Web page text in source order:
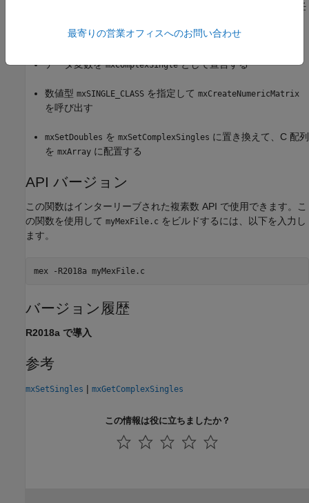
として定義されています。この例は、任
データ用にこの例を変更するには、次を行います。
データ変数をmxComplexSingleとして宣言する
数値型 mxSINGLE_CLASS を指定して mxCreateNumericMatrix
を呼び出す
mxSetDoubles を mxSetComplexSingles に置き換えて、C 配列
を mxArray に配置する
API バージョン
この関数はインターリーブされた複素数 API で使用できます。こ
の関数を使用して myMexFile.c をビルドするには、以下を入力し
ます。
mex -R2018a myMexFile.c
バージョン履歴
R2018a で導入
参考
mxSetSingles | mxGetComplexSingles
この情報は役に立ちましたか？
最寄りの営業オフィスへのお問い合わせ